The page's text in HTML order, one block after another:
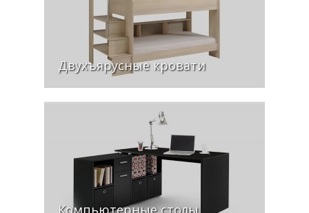
Двухъярусные кровати
Компьютерные столы